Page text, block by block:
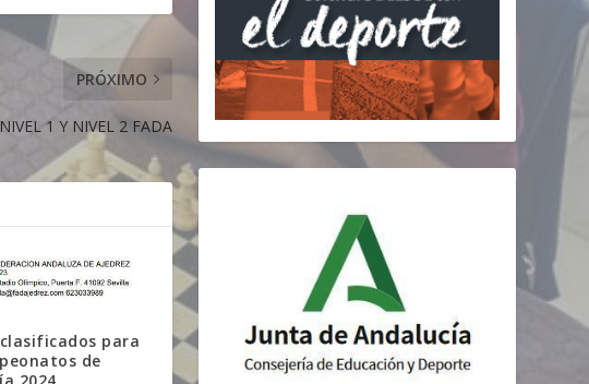
PRÓXIMO
1 Y NIVEL 2 FADA
para
de
2024.